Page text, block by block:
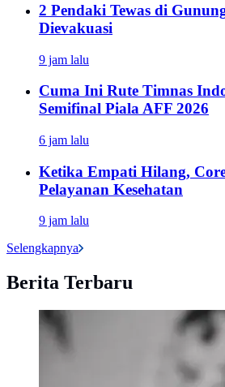
2 Pendaki Tewas di
Dievakuasi
9 jam lalu
Cuma Ini Rute Timnas
Semifinal Piala AFF 2026
6 jam lalu
Ketika Empati Hilang,
Pelayanan Kesehatan
9 jam lalu
Selengkapnya
Berita Terbaru